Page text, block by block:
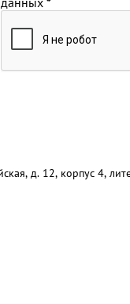
д. 12, корпус 4,